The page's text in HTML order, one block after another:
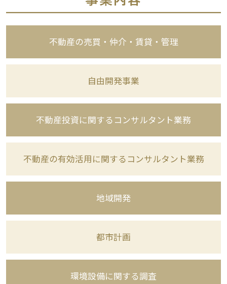
不動産の売買・仲介・賃貸・管理
自由開発事業
不動産投資に関するコンサルタント業務
不動産の有効活用に関するコンサルタント業務
地域開発
都市計画
環境設備に関する調査